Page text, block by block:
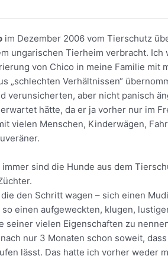
im Dezember 2006 vom Tierschutz
ungarischen Tierheim verbracht.
von Chico in meine Familie mit
„schlechten Verhältnissen“
verunsicherten, aber nicht panisch
hätte, da er ja vorher nur im
vielen Menschen, Kinderwägen,
sind die Hunde aus dem
den Schritt wagen – sich einen
einen aufgeweckten, klugen,
seiner vielen Eigenschaften zu
nur 3 Monaten schon soweit,
lässt. Das hatte ich vorher weder